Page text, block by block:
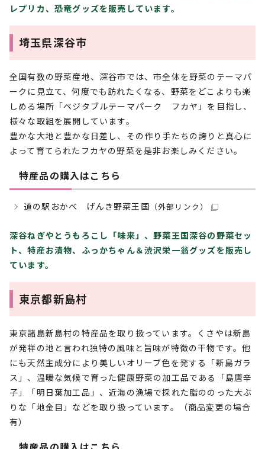
レプリカ、恐竜グッズを販売しています。
埼玉県深谷市
全国有数の野菜産地、深谷市では、市全体を野菜のテーマパ
ークに見立て、何度でも訪れたくなる、野菜をどこよりも楽
しめる場所「ベジタブルテーマパーク フカヤ」を目指し、
様々な取組を展開しています。
豊かな大地と豊かな日差し、その作り手たちの誇りと真心に
よって育てられたフカヤの野菜を是非お楽しみください。
特産品の購入はこちら
道の駅おかべ げんき野菜王国 （外部リンク）
深谷ねぎやとうもろこし「味来」、野菜王国深谷の野菜セッ
ト、特産お漬物、ふっかちゃん＆渋沢栄一翁グッズを販売し
ています。
東京都新島村
東京諸島新島村の特産品を取り扱っています。くさやは新島
が発祥の地と言われ独特の風味と旨味が特徴の干物です。他
にも天然主成分により美しいオリーブ色を発する「新島ガラ
ス」、温暖な気候で育った健康野菜の加工品である「島唐辛
子」「明日葉加工品」、近海の漁場で採れた脂ののった大ぶ
りな「地金目」などを取り扱っています。（商品変更の場合
有）